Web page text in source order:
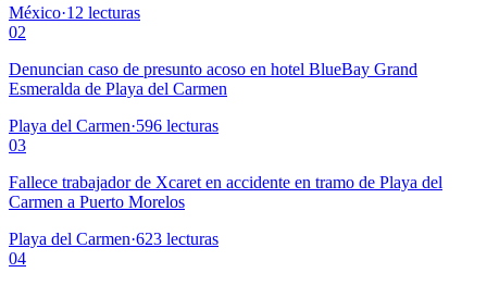
México·12 lecturas
02
Denuncian caso de presunto acoso en hotel BlueBay Grand
Esmeralda de Playa del Carmen
Playa del Carmen·596 lecturas
03
Fallece trabajador de Xcaret en accidente en tramo de Playa del
Carmen a Puerto Morelos
Playa del Carmen·623 lecturas
04